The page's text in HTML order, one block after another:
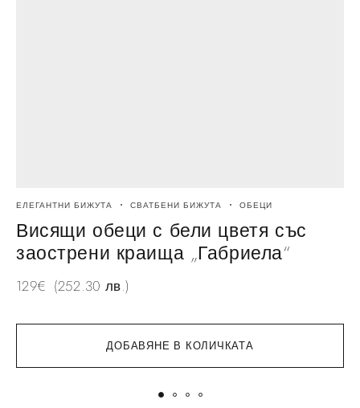
ДОБАВЯНЕ В КОЛИЧКАТА
ЕЛЕГАНТНИ БИЖУТА СВАТБЕНИ БИЖУТА ОБЕЦИ
Висящи обеци с бели цветя със
заострени краища „Габриела“
129€ (252.30 лв.)